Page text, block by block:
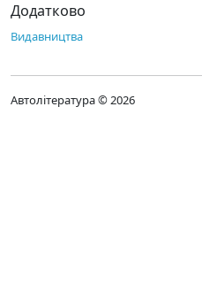
Додатково
Видавництва
Автолітература © 2026